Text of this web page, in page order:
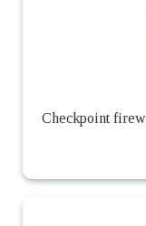
Checkpoint